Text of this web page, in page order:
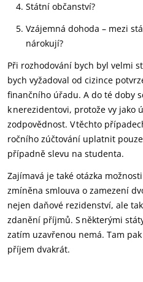
Státní občanství?
Vzájemná dohoda – mezi
nárokují?
Při rozhodování bych byl velmi
bych vyžadoval od cizince
finančního úřadu. A do té doby
knerezidentovi, protože vy jako
zodpovědnost. V těchto
ročního zúčtování uplatnit
případně slevu na studenta.
Zajímavá je také otázka
zmíněna smlouva o zamezení
nejen daňové rezidenství, ale
zdanění příjmů. S některými
zatím uzavřenou nemá. Tam
příjem dvakrát.